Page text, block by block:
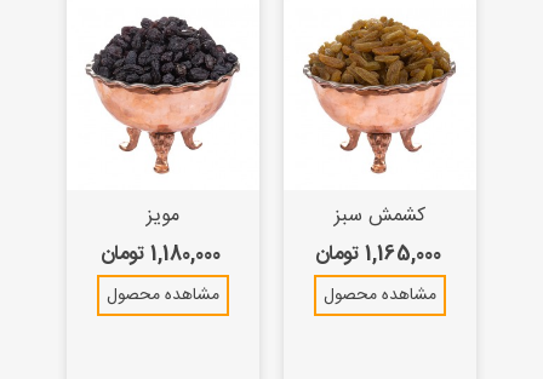
کشمش سبز
1,165,000 تومان
مشاهده محصول
مویز
1,180,000 تومان
مشاهده محصول